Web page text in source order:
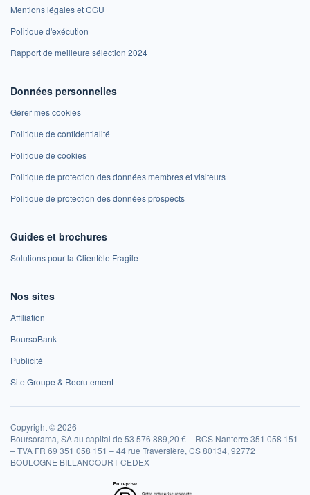
Mentions légales et CGU
Politique d'exécution
Rapport de meilleure sélection 2024
Données personnelles
Gérer mes cookies
Politique de confidentialité
Politique de cookies
Politique de protection des données membres et visiteurs
Politique de protection des données prospects
Guides et brochures
Solutions pour la Clientèle Fragile
Nos sites
Affiliation
BoursoBank
Publicité
Site Groupe & Recrutement
Copyright © 2026
Boursorama, SA au capital de 53 576 889,20 € – RCS Nanterre 351 058 151
– TVA FR 69 351 058 151 – 44 rue Traversière, CS 80134, 92772
BOULOGNE BILLANCOURT CEDEX